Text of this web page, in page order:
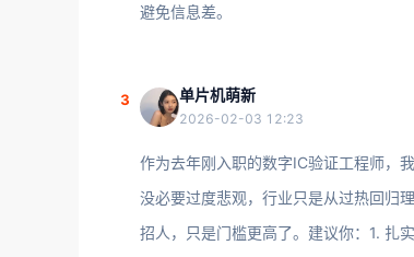
避免信息差。
3 单片机萌新
2026-02-03 12:23
作为去年刚入职的数字IC验证工程师，
没必要过度悲观，行业只是从过热回归
招人，只是门槛更高了。建议你：1. 扎